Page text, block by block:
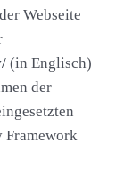
Webseite
(in Englisch)
der
Framework